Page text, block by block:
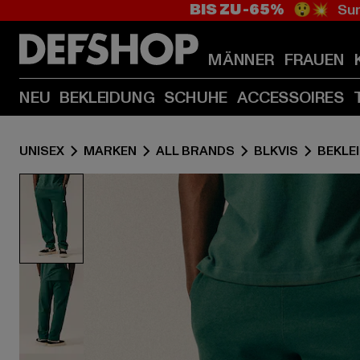
BIS ZU -65% 😲💥
MÄNNER FRAUEN
NEU BEKLEIDUNG SCHUHE ACCESSOIRES
UNISEX MARKEN ALL BRANDS BLKVIS